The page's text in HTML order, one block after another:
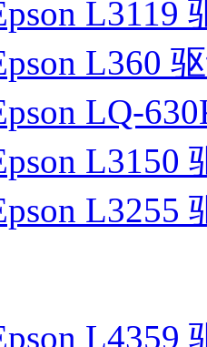
L3119
L360
LQ-
L3150
L3255
L4359